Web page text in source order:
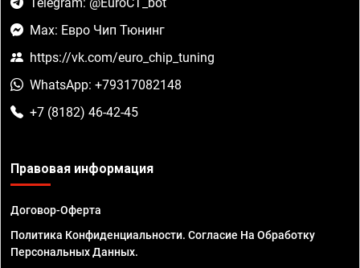
Max: Евро Чип Тюнинг
https://vk.com/euro_chip_tuning
WhatsApp: +79317082148
+7 (8182) 46-42-45
Правовая информация
Договор-Оферта
Политика Конфиденциальности. Согласие На Обработку
Персональных Данных.